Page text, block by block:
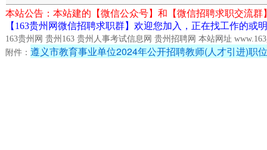
本站公告：本站建的【微信公众号】和【微信招聘求职交流群
【163贵州网微信招聘求职群】欢迎您加入，正在找工作的
163贵州网 贵州163 贵州人事考试信息网 贵州招聘网 本站网址
附件： 遵义市教育事业单位2024年公开招聘教师(人才引进)职